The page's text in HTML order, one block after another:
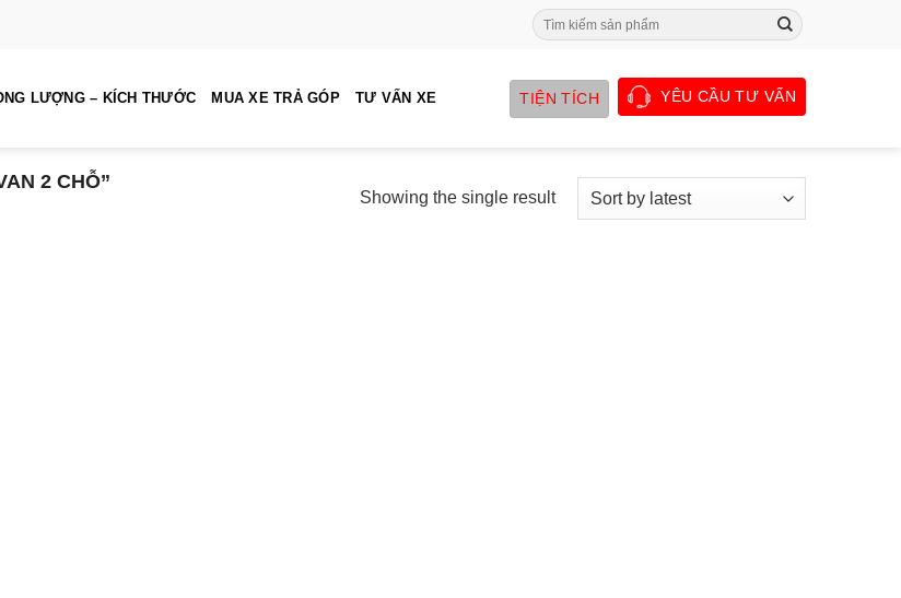
Search
for:
LƯỢNG – KÍCH THƯỚC MUA XE TRẢ GÓP TƯ VẤN XE TIỆN TÍCH YÊU CẦU TƯ VẤN
2 CHỖ”
Showing the single result